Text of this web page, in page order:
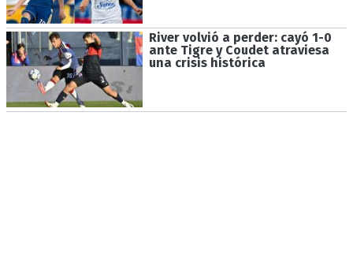
River volvió a perder: cayó 1-0
ante Tigre y Coudet atraviesa
una crisis histórica